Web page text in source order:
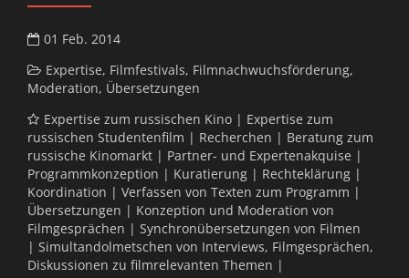
01 Feb. 2014
Expertise, Filmfestivals, Filmnachwuchsförderung,
Moderation, Übersetzungen
Expertise zum russischen Kino | Expertise zum
russischen Studentenfilm | Recherchen | Beratung zum
russische Kinomarkt | Partner- und Expertenakquise |
Programmkonzeption | Kuratierung | Rechteklärung |
Koordination | Verfassen von Texten zum Programm |
Übersetzungen | Konzeption und Moderation von
Filmgesprächen | Synchronübersetzungen von Filmen
| Simultandolmetschen von Interviews, Filmgesprächen,
Diskussionen zu filmrelevanten Themen |